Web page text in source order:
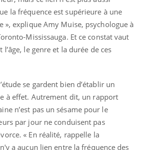
la fréquence est supérieure à une
», explique Amy Muise, psychologue à
Mississauga. Et ce constat vaut
l’âge, le genre et la durée de ces
se gardent bien d’établir un
à effet. Autrement dit, un rapport
n’est pas un sésame pour le
par jour ne conduisent pas
« En réalité, rappelle la
a aucun lien entre la fréquence des